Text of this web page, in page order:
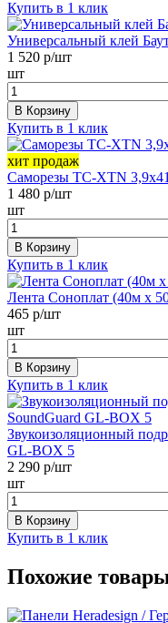
Купить в 1 клик
Универсальный клей
1 520 р/шт
шт
В Корзину
Купить в 1 клик
хит продаж
Саморезы ТС-XTN
1 480 р/шт
шт
В Корзину
Купить в 1 клик
Лента Соноплат (40м х
465 р/шт
шт
В Корзину
Купить в 1 клик
Звукоизоляционный
GL-BOX 5
2 290 р/шт
шт
В Корзину
Купить в 1 клик
Похожие